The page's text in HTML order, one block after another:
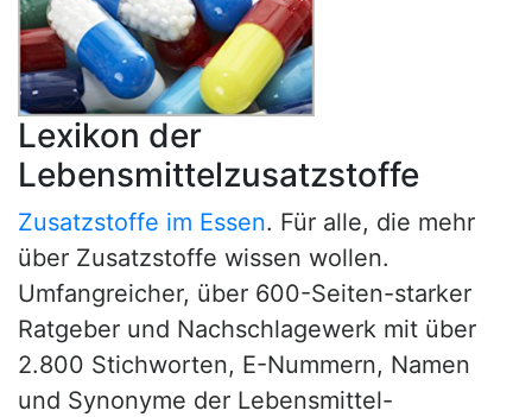
Lexikon der
Lebensmittelzusatzstoffe
Zusatzstoffe im Essen. Für alle, die mehr
über Zusatzstoffe wissen wollen.
Umfangreicher, über 600-Seiten-starker
Ratgeber und Nachschlagewerk mit über
2.800 Stichworten, E-Nummern, Namen
und Synonyme der Lebensmittel-